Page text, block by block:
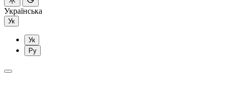
Українська
Ук
Ук
Ру